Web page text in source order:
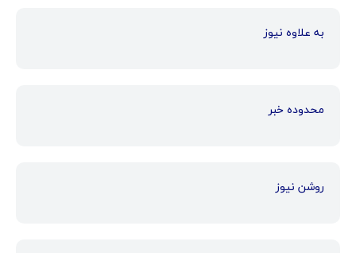
به علاوه نیوز
محدوده خبر
روشن نیوز